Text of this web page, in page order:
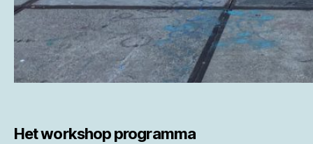
Het workshop programma